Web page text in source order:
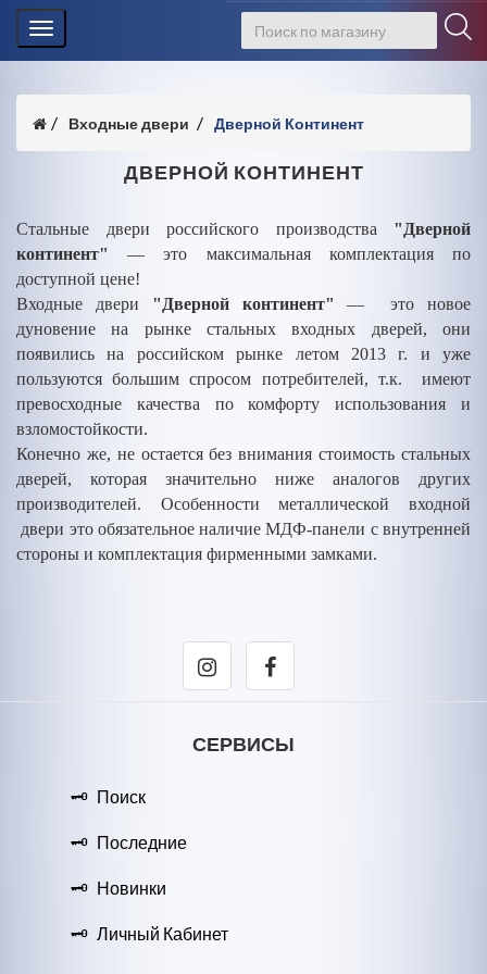
Toggle
navigation
Входные двери Дверной Континент
ДВЕРНОЙ КОНТИНЕНТ
Стальные двери российского производства "Дверной
континент"
— это максимальная комплектация по
доступной цене!
Входные двери "Дверной континент" — это новое
дуновение на рынке стальных входных дверей, они
появились на российском рынке летом 2013 г. и уже
пользуются большим спросом потребителей, т.к. имеют
превосходные качества по комфорту использования и
взломостойкости.
Конечно же, не остается без внимания стоимость стальных
дверей, которая значительно ниже аналогов других
производителей. Особенности металлической входной
двери это обязательное наличие МДФ-панели с внутренней
стороны и комплектация фирменными замками.
СЕРВИСЫ
Поиск
Последние
Новинки
Личный Кабинет